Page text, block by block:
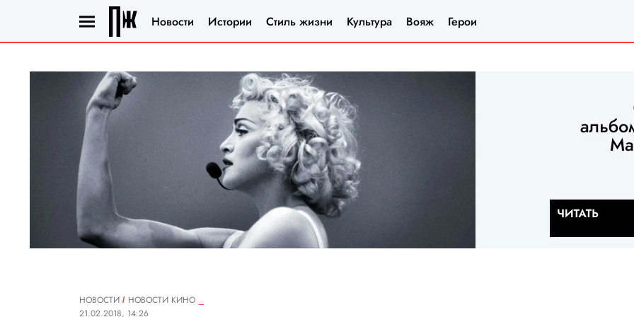
Новости Истории Стиль жизни Культура Вояж Герои
НОВОСТИ
НОВОСТИ КИНО
21.02.2018, 14:26